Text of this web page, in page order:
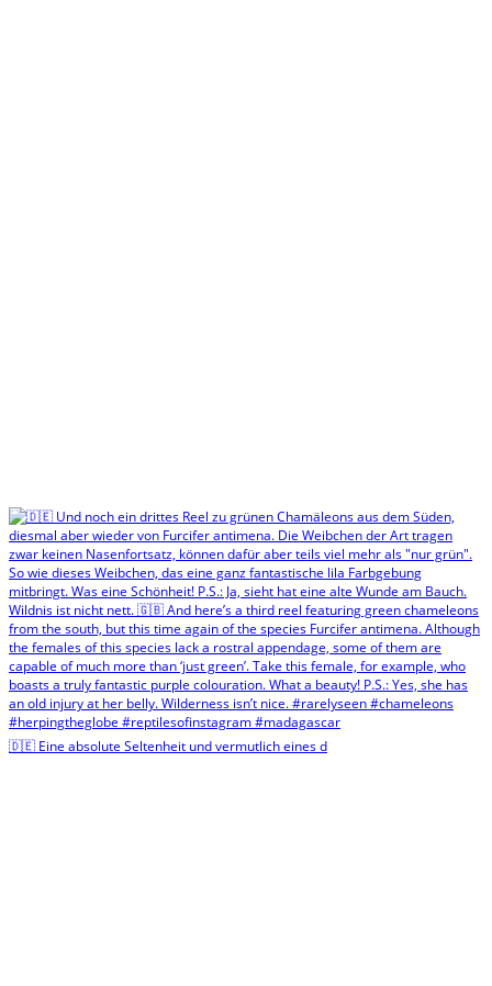
🇩🇪 Eine absolute Seltenheit und vermutlich eines d